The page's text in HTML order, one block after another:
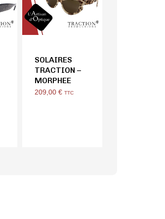
SOLAIRES
TRACTION –
MORPHEE
209,00€ TTC